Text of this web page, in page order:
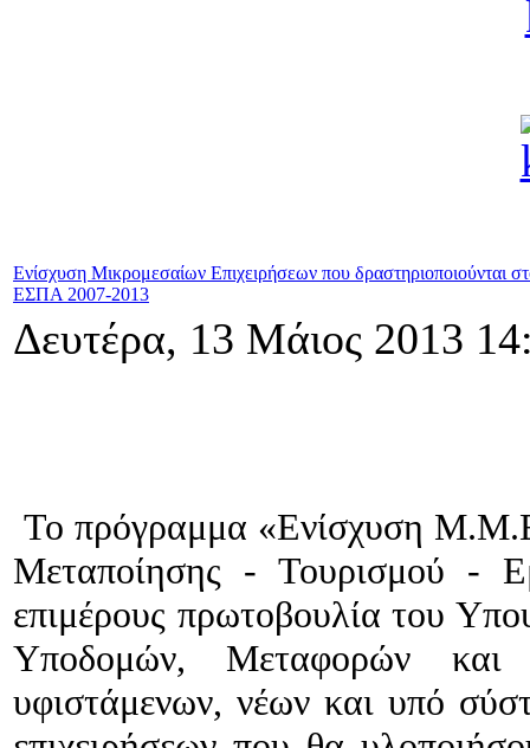
Ενίσχυση Μικρομεσαίων Επιχειρήσεων που δραστηριοποιούνται
ΕΣΠΑ 2007-2013
Δευτέρα, 13 Μάιος 2013
Το πρόγραμμα «Ενίσχυση Μ.Μ.Ε.
Μεταποίησης - Τουρισμού -
επιμέρους πρωτοβουλία του
Υποδομών, Μεταφορών
υφιστάμενων, νέων και υπό